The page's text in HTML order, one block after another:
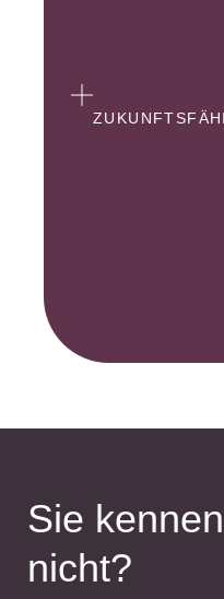
Sie
nicht?